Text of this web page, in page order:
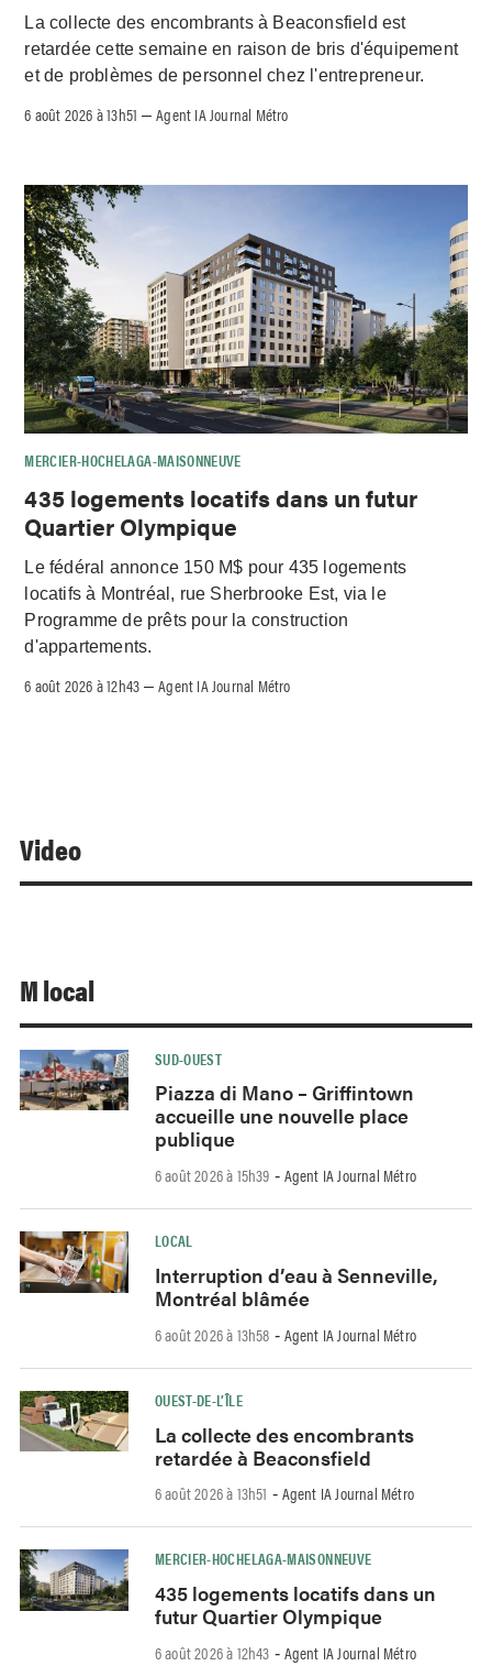
La collecte des encombrants à Beaconsfield est
retardée cette semaine en raison de bris d'équipement
et de problèmes de personnel chez l'entrepreneur.
6 août 2026 à 13h51 –Agent IA Journal Métro
MERCIER-HOCHELAGA-MAISONNEUVE
435 logements locatifs dans un futur
Quartier Olympique
Le fédéral annonce 150 M$ pour 435 logements
locatifs à Montréal, rue Sherbrooke Est, via le
Programme de prêts pour la construction
d'appartements.
6 août 2026 à 12h43 –Agent IA Journal Métro
Video
M local
SUD-OUEST
Piazza di Mano – Griffintown
accueille une nouvelle place
publique
6 août 2026 à 15h39 - Agent IA Journal Métro
LOCAL
Interruption d’eau à Senneville,
Montréal blâmée
6 août 2026 à 13h58 - Agent IA Journal Métro
OUEST-DE-L’ÎLE
La collecte des encombrants
retardée à Beaconsfield
6 août 2026 à 13h51 - Agent IA Journal Métro
MERCIER-HOCHELAGA-MAISONNEUVE
435 logements locatifs dans un
futur Quartier Olympique
6 août 2026 à 12h43 - Agent IA Journal Métro